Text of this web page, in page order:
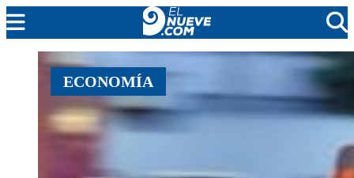
EL NUEVE
SOCIEDAD
POLÍTICA
POLICIALES
ECONOMÍA